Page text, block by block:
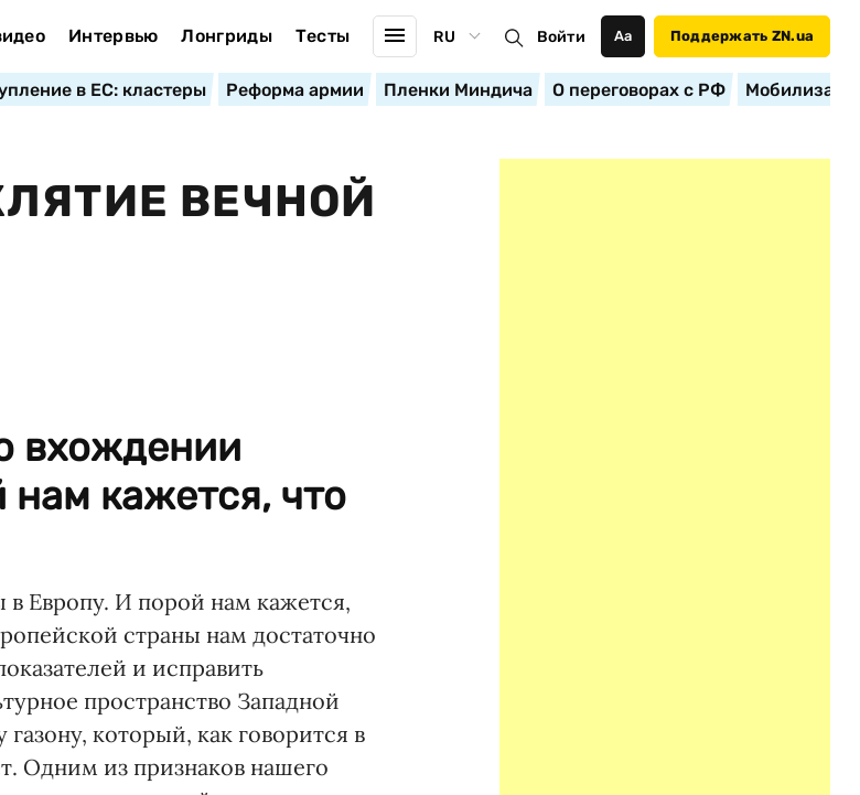
Интервью Лонгриды Тесты RU Войти Аа Поддержать ZN.ua
в ЕС: кластеры Реформа армии Пленки Миндича О переговорах с РФ
ВЕЧНОЙ
вхождении
кажется, что
Европу. И порой нам кажется,
страны нам достаточно
и исправить
пространство Западной
который, как говорится в
Одним из признаков нашего